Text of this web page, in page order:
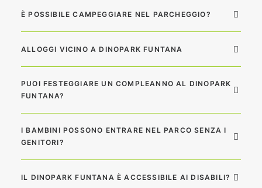
È POSSIBILE CAMPEGGIARE NEL PARCHEGGIO?
ALLOGGI VICINO A DINOPARK FUNTANA
PUOI FESTEGGIARE UN COMPLEANNO AL DINOPARK
FUNTANA?
I BAMBINI POSSONO ENTRARE NEL PARCO SENZA I
GENITORI?
IL DINOPARK FUNTANA È ACCESSIBILE AI DISABILI?